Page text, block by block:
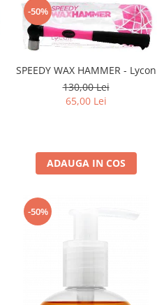
-50%
SPEEDY WAX HAMMER - Lycon
130,00 Lei
65,00 Lei
ADAUGA IN COS
-50%